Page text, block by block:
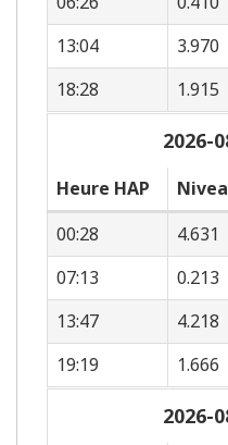
13:04
3.970
18:28
1.915
2026-
Heure HAP
00:28
4.631
07:13
0.213
13:47
4.218
19:19
1.666
2026-